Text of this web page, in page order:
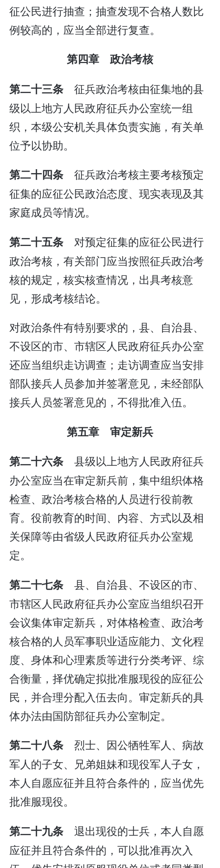
征公民进行抽查；抽查发现不合格人数比
例较高的，应当全部进行复查。
第四章 政治考核
第二十三条 征兵政治考核由征集地的县
级以上地方人民政府征兵办公室统一组
织，本级公安机关具体负责实施，有关单
位予以协助。
第二十四条 征兵政治考核主要考核预定
征集的应征公民政治态度、现实表现及其
家庭成员等情况。
第二十五条 对预定征集的应征公民进行
政治考核，有关部门应当按照征兵政治考
核的规定，核实核查情况，出具考核意
见，形成考核结论。
对政治条件有特别要求的，县、自治县、
不设区的市、市辖区人民政府征兵办公室
还应当组织走访调查；走访调查应当安排
部队接兵人员参加并签署意见，未经部队
接兵人员签署意见的，不得批准入伍。
第五章 审定新兵
第二十六条 县级以上地方人民政府征兵
办公室应当在审定新兵前，集中组织体格
检查、政治考核合格的人员进行役前教
育。役前教育的时间、内容、方式以及相
关保障等由省级人民政府征兵办公室规
定。
第二十七条 县、自治县、不设区的市、
市辖区人民政府征兵办公室应当组织召开
会议集体审定新兵，对体格检查、政治考
核合格的人员军事职业适应能力、文化程
度、身体和心理素质等进行分类考评、综
合衡量，择优确定拟批准服现役的应征公
民，并合理分配入伍去向。审定新兵的具
体办法由国防部征兵办公室制定。
第二十八条 烈士、因公牺牲军人、病故
军人的子女、兄弟姐妹和现役军人子女，
本人自愿应征并且符合条件的，应当优先
批准服现役。
第二十九条 退出现役的士兵，本人自愿
应征并且符合条件的，可以批准再次入